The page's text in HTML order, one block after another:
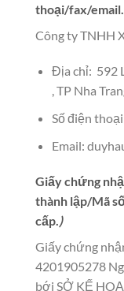
thoại/fax/email…
Công ty TNHH
Địa chỉ: 592
, TP Nha
Số điện
Email:
Giấy chứng
thành lập/Mã
cấp.)
Giấy chứng
4201905278
bới SỞ KẾ